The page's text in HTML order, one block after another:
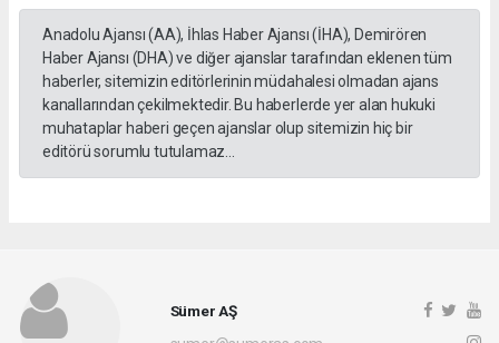
Anadolu Ajansı (AA), İhlas Haber Ajansı (İHA), Demirören
Haber Ajansı (DHA) ve diğer ajanslar tarafından eklenen tüm
haberler, sitemizin editörlerinin müdahalesi olmadan ajans
kanallarından çekilmektedir. Bu haberlerde yer alan hukuki
muhataplar haberi geçen ajanslar olup sitemizin hiç bir
editörü sorumlu tutulamaz...
Sümer AŞ